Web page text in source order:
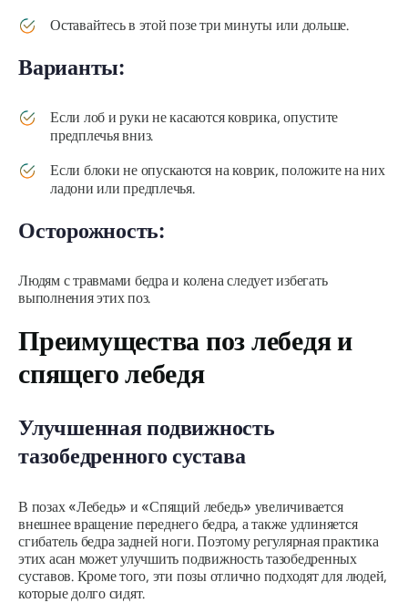
Оставайтесь в этой позе три минуты или дольше.
Варианты:
Если лоб и руки не касаются коврика, опустите
предплечья вниз.
Если блоки не опускаются на коврик, положите на них
ладони или предплечья.
Осторожность:
Людям с травмами бедра и колена следует избегать
выполнения этих поз.
Преимущества поз лебедя и
спящего лебедя
Улучшенная подвижность
тазобедренного сустава
В позах «Лебедь» и «Спящий лебедь» увеличивается
внешнее вращение переднего бедра, а также удлиняется
сгибатель бедра задней ноги. Поэтому регулярная практика
этих асан может улучшить подвижность тазобедренных
суставов. Кроме того, эти позы отлично подходят для людей,
которые долго сидят.